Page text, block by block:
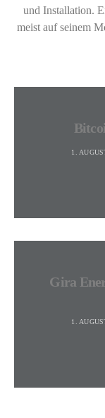
und Installation.
meist auf seinem
1.
Gira
1.